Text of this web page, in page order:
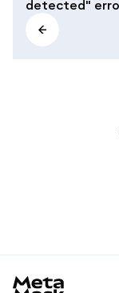
detected"